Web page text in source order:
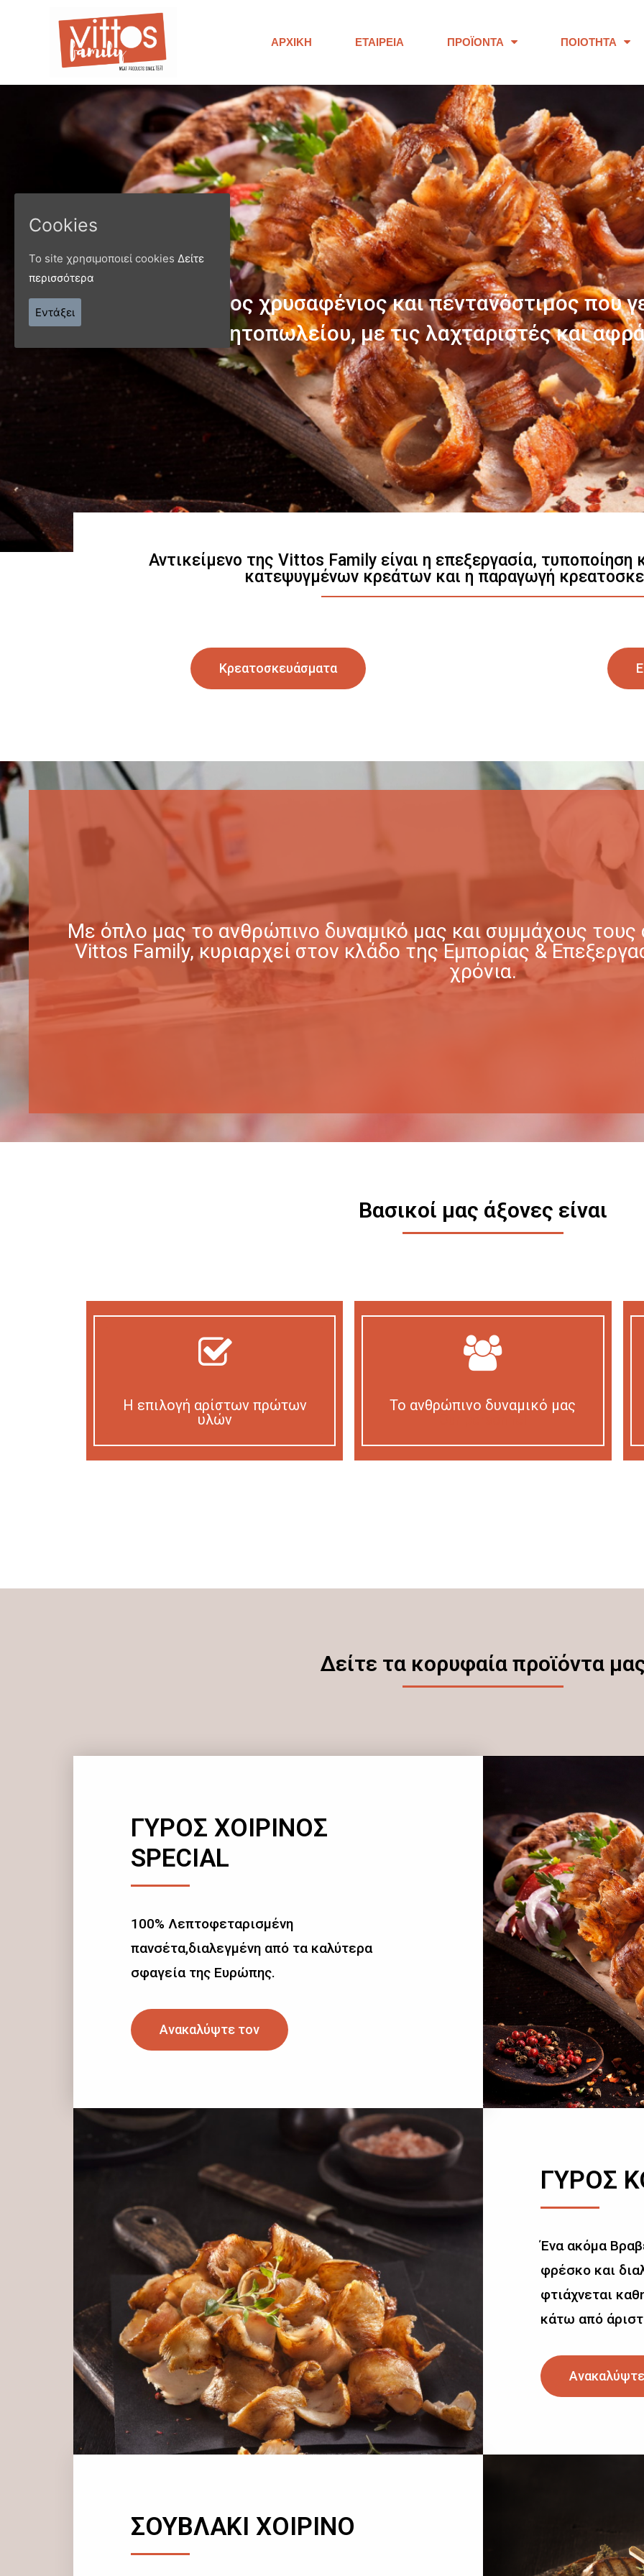
ΑΡΧΙΚΉ ΕΤΑΙΡΕΊΑ ΠΡΟΪΌΝΤΑ ΠΟΙΌΤΗΤΑ
ΠΑΝΩ ΑΠΟ 40 ΧΡΟΝΙΑ
Παράγουμε προϊόντα εξαιρετικής
Γνωρίστε μας
Αντικείμενο της Vittos Family είναι η επεξεργασία,
κατεψυγμένων κρεάτων και η παραγωγή
Κρεατοσκευάσματα
Με όπλο μας το ανθρώπινο δυναμικό μας και συμμάχους τους
Vittos Family, κυριαρχεί στον κλάδο της Εμπορίας &
χρόνια.
Βασικοί μας άξονες είναι
Η επιλογή αρίστων πρώτων
υλών
Το ανθρώπινο δυναμικό μας
Δείτε τα κορυφαία προϊόντα
ΓΥΡΟΣ ΧΟΙΡΙΝΟΣ
SPECIAL
100% Λεπτοφεταρισμένη
πανσέτα,διαλεγμένη από τα καλύτερα
σφαγεία της Ευρώπης.
Ανακαλύψτε τον
ΓΥΡΟΣ
Ένα ακόμα
φρέσκο και
φτιάχνεται
κάτω από
ΣΟΥΒΛΑΚΙ ΧΟΙΡΙΝΟ
Cookies
Το site χρησιμοποιεί cookies Δείτε
περισσότερα
Εντάξει